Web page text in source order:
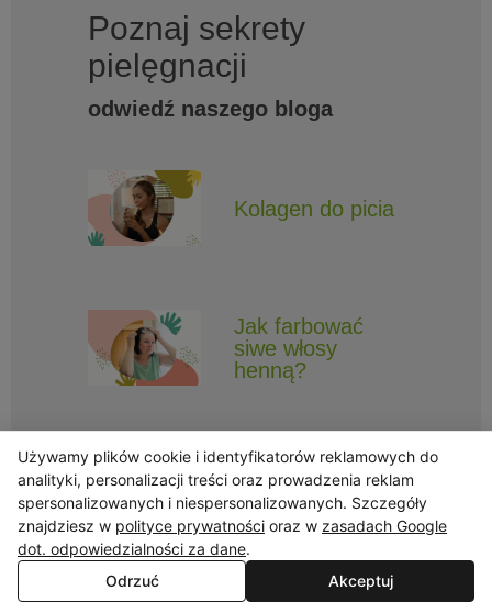
Poznaj sekrety
pielęgnacji
odwiedź naszego bloga
Kolagen do picia
Jak farbować
siwe włosy
henną?
Obserwuj Triny, by nie ominęły Cię najlepsze promocje i informacje
o nowościach.
Używamy plików cookie i identyfikatorów reklamowych do
analityki, personalizacji treści oraz prowadzenia reklam
spersonalizowanych i niespersonalizowanych. Szczegóły
znajdziesz w polityce prywatności oraz w zasadach Google
dot. odpowiedzialności za dane.
Odrzuć
Akceptuj